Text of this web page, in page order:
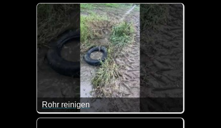
Auch wenn man das ein oder andere bestimmt
Rohr reinigen
Das ist doch mal eine spezielle Methode, um ein